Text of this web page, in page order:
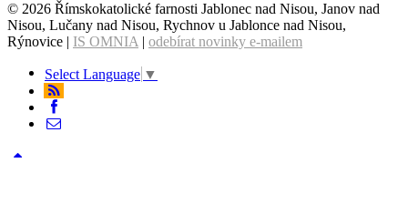
© 2026 Římskokatolické farnosti Jablonec nad Nisou, Janov nad
Nisou, Lučany nad Nisou, Rychnov u Jablonce nad Nisou,
Rýnovice | IS OMNIA | odebírat novinky e-mailem
Select Language ▼